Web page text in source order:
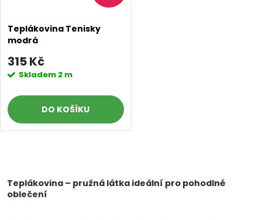
Teplákovina Tenisky
modrá
315 Kč
Skladem 2 m
DO KOŠÍKU
v
Teplákovina – pružná látka ideální pro pohodlné
oblečení